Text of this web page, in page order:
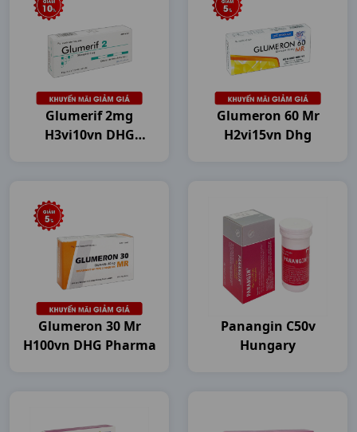
Glumerif 2mg
H3vi10vn DHG
Glumeron 60 Mr
H2vi15vn Dhg
Glumeron 30 Mr
H100vn DHG Pharma
Panangin C50v
Hungary